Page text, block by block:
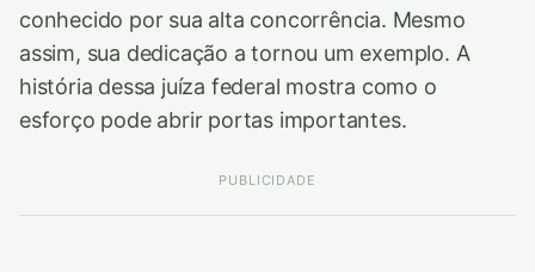
conhecido por sua alta concorrência. Mesmo
assim, sua dedicação a tornou um exemplo. A
história dessa juíza federal mostra como o
esforço pode abrir portas importantes.
PUBLICIDADE